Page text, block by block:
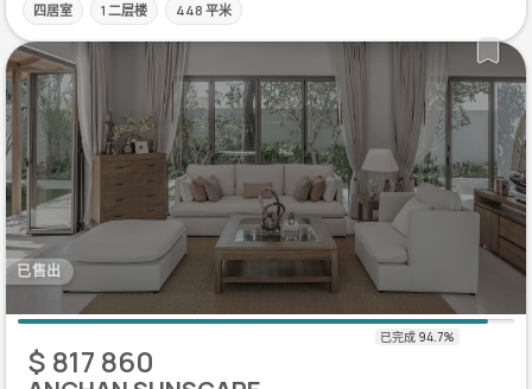
四居室 1 二层楼 448 平米
已售出
$ 817 860